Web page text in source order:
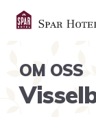
OM OSS